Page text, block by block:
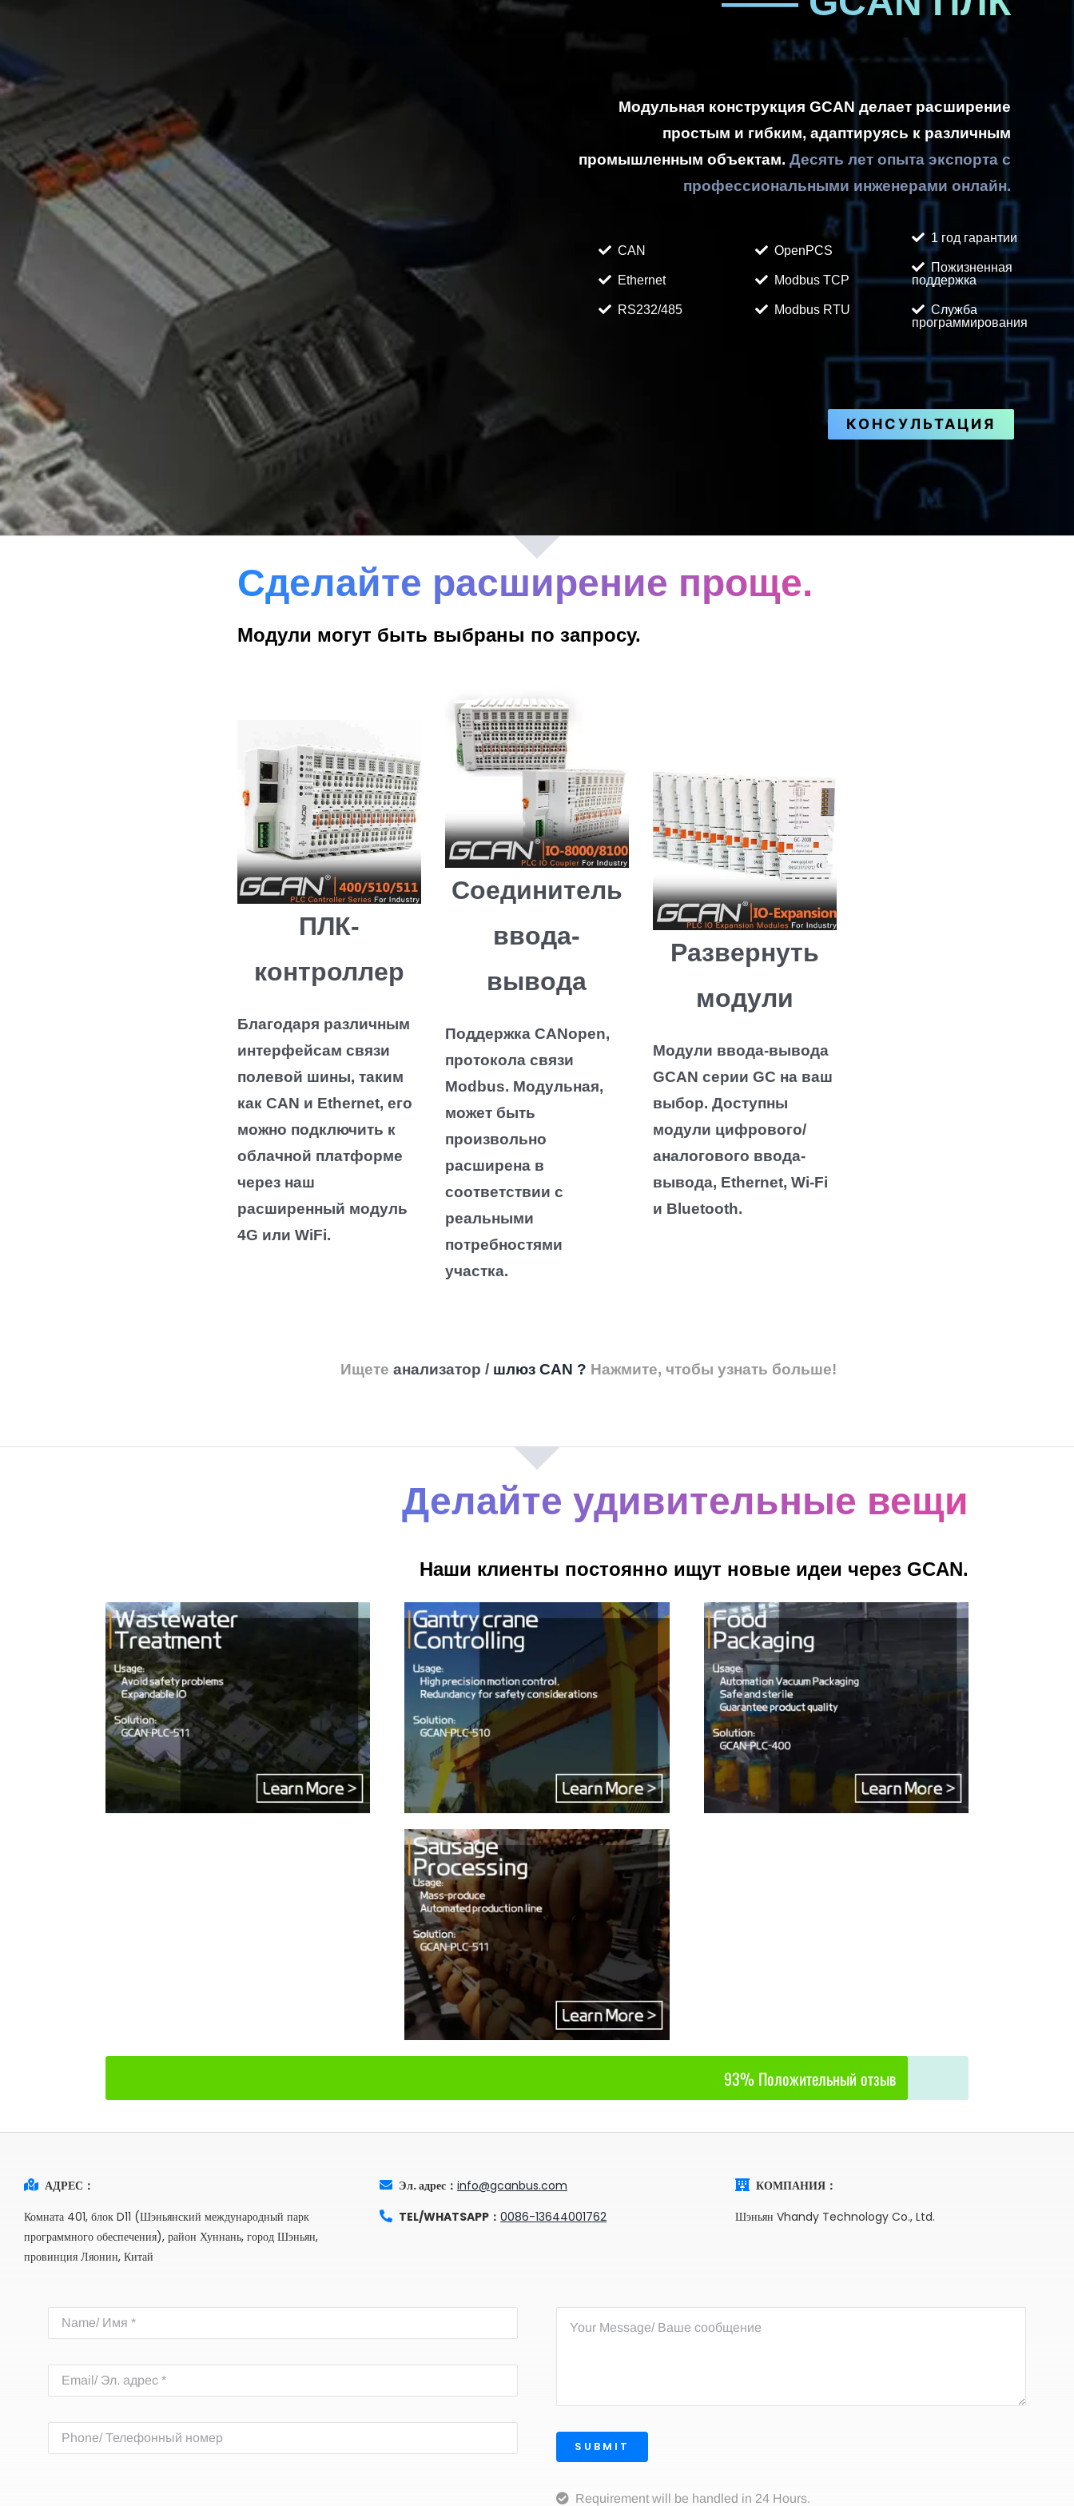
Модульная конструкция GCAN делает расширение
простым и гибким, адаптируясь к различным
промышленным объектам. Десять лет опыта экспорта с
профессиональными инженерами онлайн.
CAN
Ethernet
RS232/485
OpenPCS
Modbus TCP
Modbus RTU
1 год гарантии
Пожизненная
поддержка
Служба
программирования
КОНСУЛЬТАЦИЯ
Сделайте расширение проще.
Модули могут быть выбраны по запросу.
ПЛК-
контроллер
Благодаря различным
интерфейсам связи
полевой шины, таким
как CAN и Ethernet, его
можно подключить к
облачной платформе
через наш
расширенный модуль
4G или WiFi.
Соединитель
ввода-
вывода
Поддержка CANopen,
протокола связи
Modbus. Модульная,
может быть
произвольно
расширена в
соответствии с
реальными
потребностями
участка.
Развернуть
модули
Модули ввода-вывода
GCAN серии GC на ваш
выбор. Доступны
модули цифрового/
аналогового ввода-
вывода, Ethernet, Wi-Fi
и Bluetooth.
Ищете анализатор /шлюз CAN ? Нажмите, чтобы узнать больше!
Делайте удивительные вещи
Наши клиенты постоянно ищут новые идеи через GCAN.
93% Положительный отзыв
АДРЕС：
Комната 401, блок D11 (Шэньянский международный парк
программного обеспечения), район Хуннань, город Шэньян,
провинция Ляонин, Китай
Эл. адрес：info@gcanbus.com
TEL/WHATSAPP：0086-13644001762
КОМПАНИЯ：
Шэньян Vhandy Technology Co., Ltd.
SUBMIT
Requirement will be handled in 24 Hours.